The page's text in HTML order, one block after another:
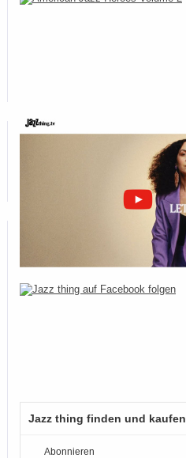
Jazz thing finden und kaufen
Abonnieren